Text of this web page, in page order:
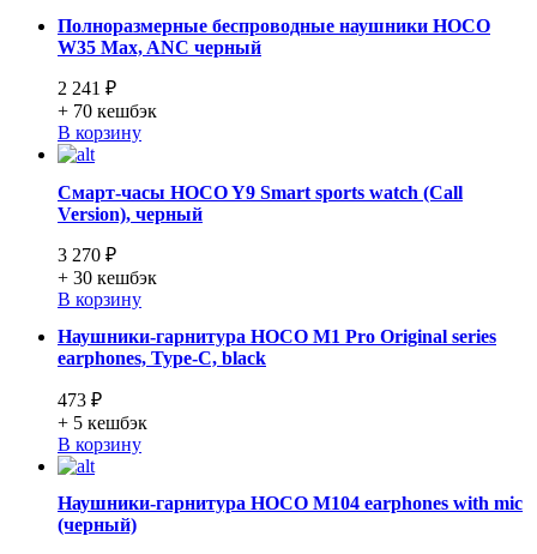
Полноразмерные беспроводные наушники HOCO
W35 Max, ANC черный
2 241 ₽
+ 70 кешбэк
В корзину
Смарт-часы HOCO Y9 Smart sports watch (Call
Version), черный
3 270 ₽
+ 30 кешбэк
В корзину
Наушники-гарнитура HOCO M1 Pro Original series
earphones, Type-C, black
473 ₽
+ 5 кешбэк
В корзину
Наушники-гарнитура HOCO M104 earphones with mic
(черный)